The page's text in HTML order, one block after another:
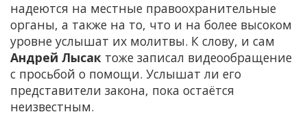
надеются на местные правоохранительные
органы, а также на то, что и на более высоком
уровне услышат их молитвы. К слову, и сам
Андрей Лысак тоже записал видеообращение
с просьбой о помощи. Услышат ли его
представители закона, пока остаётся
неизвестным.